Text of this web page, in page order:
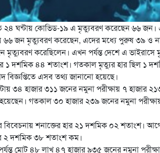
২৪ ঘন্টায় কোভিড-১৯ এ মৃত্যুবরণ করেছেন ৬৬ জন।
৬৬ জন মৃত্যুবরণ করেছেন, এদের মধ্যে পুরুষ ৩৯ ও
করেছিলেন। এখন পর্যন্ত দেশে এ
১ দশমিক ৪৪ শতাংশ। গতকাল মৃত্যুর হার ছিল ১
বিজ্ঞপ্তিতে এসব তথ্য জানানো হয়েছে।
৩৪ হাজার ৩১১ জনের নমুনা পরীক্ষায় ৭ হাজার
গতকাল ৩০ হাজার ২৩৯ জনের নমুনা
বিবেচনায় শনাক্তের হার ২১ দশমিক ০২ শতাংশ।
২ দশমিক ৩৮ শতাংশ কম।
মোট ৪৮ লাখ ৪৭ হাজার ৯৩৫ জনের নমুনা